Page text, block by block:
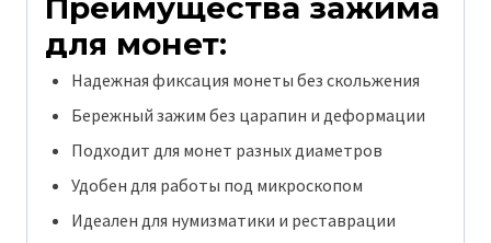
Преимущества зажима
для монет:
Надежная фиксация монеты без скольжения
Бережный зажим без царапин и деформации
Подходит для монет разных диаметров
Удобен для работы под микроскопом
Идеален для нумизматики и реставрации